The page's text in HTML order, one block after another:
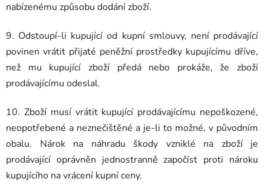
nabízenému způsobu dodání zboží.
9. Odstoupí-li kupující od kupní smlouvy, není prodávající
povinen vrátit přijaté peněžní prostředky kupujícímu dříve,
než mu kupující zboží předá nebo prokáže, že zboží
prodávajícímu odeslal.
10. Zboží musí vrátit kupující prodávajícímu nepoškozené,
neopotřebené a neznečištěné a je-li to možné, v původním
obalu. Nárok na náhradu škody vzniklé na zboží je
prodávající oprávněn jednostranně započíst proti nároku
kupujícího na vrácení kupní ceny.